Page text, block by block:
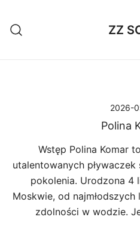
treści
ZZ
2026-
Polina
Wstęp Polina Komar
utalentowanych
pokolenia. Urodzona 4
Moskwie, od najmłodszych
zdolności w wodzie.